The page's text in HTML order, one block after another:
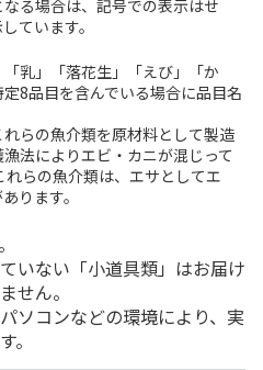
る場合は、記号での表示はせ
ています。
乳」「落花生」「えび」「か
8品目を含んでいる場合に品目名
らの魚介類を原材料として製造
法によりエビ・カニが混じって
らの魚介類は、エサとしてエ
ります。
いない「小道具類」はお届け
せん。
ソコンなどの環境により、実
。